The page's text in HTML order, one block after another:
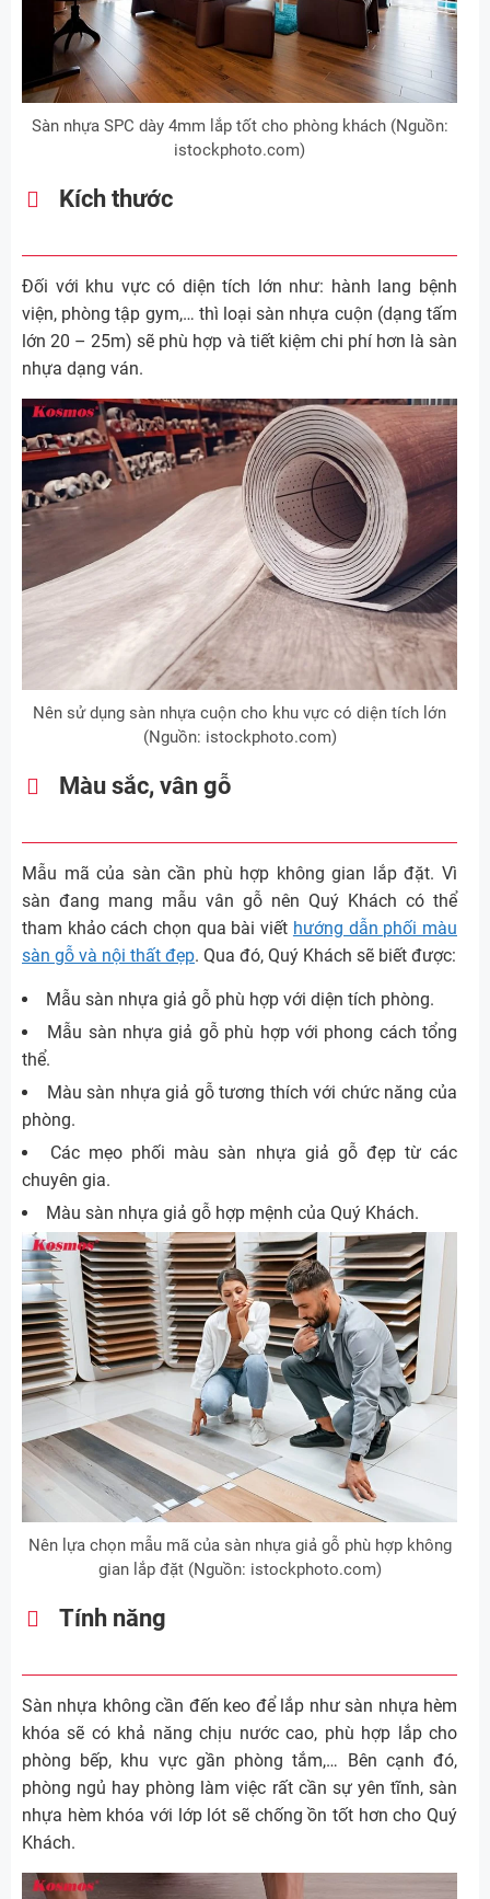
Sàn nhựa SPC dày 4mm lắp tốt cho phòng khách (Nguồn:
istockphoto.com)
Kích thước
Đối với khu vực có diện tích lớn như: hành lang bệnh
viện, phòng tập gym,… thì loại sàn nhựa cuộn (dạng tấm
lớn 20 – 25m) sẽ phù hợp và tiết kiệm chi phí hơn là sàn
nhựa dạng ván.
Nên sử dụng sàn nhựa cuộn cho khu vực có diện tích lớn
(Nguồn: istockphoto.com)
Màu sắc, vân gỗ
Mẫu mã của sàn cần phù hợp không gian lắp đặt. Vì
sàn đang mang mẫu vân gỗ nên Quý Khách có thể
tham khảo cách chọn qua bài viết hướng dẫn phối màu
sàn gỗ và nội thất đẹp. Qua đó, Quý Khách sẽ biết được:
Mẫu sàn nhựa giả gỗ phù hợp với diện tích phòng.
Mẫu sàn nhựa giả gỗ phù hợp với phong cách tổng
thể.
Màu sàn nhựa giả gỗ tương thích với chức năng của
phòng.
Các mẹo phối màu sàn nhựa giả gỗ đẹp từ các
chuyên gia.
Màu sàn nhựa giả gỗ hợp mệnh của Quý Khách.
Nên lựa chọn mẫu mã của sàn nhựa giả gỗ phù hợp không
gian lắp đặt (Nguồn: istockphoto.com)
Tính năng
Sàn nhựa không cần đến keo để lắp như sàn nhựa hèm
khóa sẽ có khả năng chịu nước cao, phù hợp lắp cho
phòng bếp, khu vực gần phòng tắm,… Bên cạnh đó,
phòng ngủ hay phòng làm việc rất cần sự yên tĩnh, sàn
nhựa hèm khóa với lớp lót sẽ chống ồn tốt hơn cho Quý
Khách.